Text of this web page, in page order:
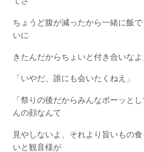
ちょうど腹が減ったから一緒に飯
いに
きたんだからちょいと付き合いなよ
「いやだ、誰にも会いたくねえ」
「祭りの後だからみんなボーッと
んの顔なんて
見やしないよ、それより旨いもの
いと観音様が